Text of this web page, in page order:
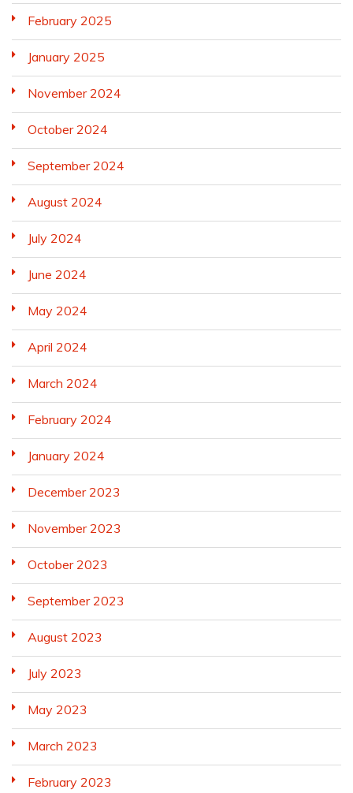
February 2025
January 2025
November 2024
October 2024
September 2024
August 2024
July 2024
June 2024
May 2024
April 2024
March 2024
February 2024
January 2024
December 2023
November 2023
October 2023
September 2023
August 2023
July 2023
May 2023
March 2023
February 2023